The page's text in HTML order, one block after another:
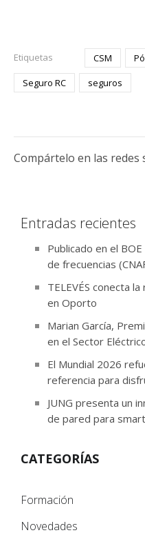
Etiquetas CSM
Seguro RC
seguros
Compártelo en las redes
Entradas recientes
Publicado en el
de frecuencias
TELEVÉS conecta
en Oporto
Marian García,
en el Sector
El Mundial 2026
referencia para
JUNG presenta un
de pared para
CATEGORÍAS
Formación
Novedades